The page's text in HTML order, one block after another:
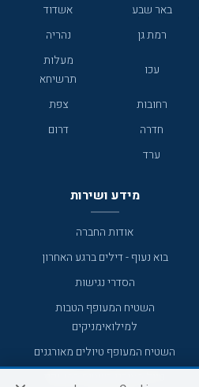
באר שבע
אשדוד
רמת גן
נהריה
עכו
מעלות
תרשיחא
רחובות
צפת
חדרה
דרום
ערד
מידע ושירות
אודות החברה
בוא נעוף - דילים ברגע האחרון
הסדרי נגישות
השטיח המעופף הטבות
למילואימניקים
השטיח המעופף טיולים מאורגנים